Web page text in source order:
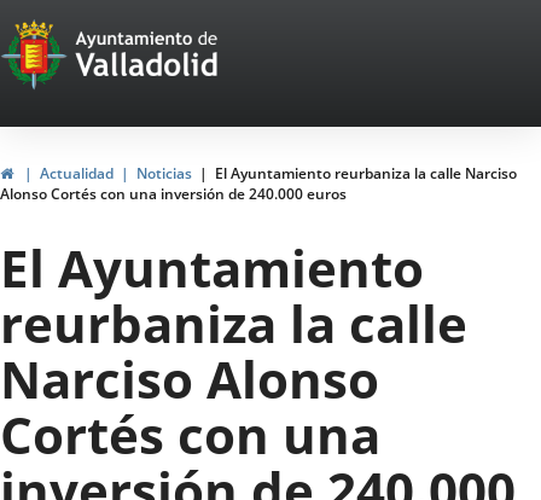
Portal
Web
del
Ayuntamiento
de
Valladolid
HomeActualidad Noticias
El Ayuntamiento reurbaniza la calle Narciso
Alonso Cortés con una inversión de 240.000 euros
El Ayuntamiento
reurbaniza la calle
Narciso Alonso
Cortés con una